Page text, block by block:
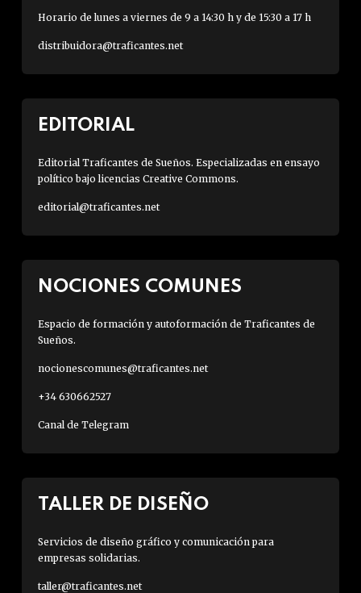
Horario de lunes a viernes de 9 a 14:30 h y de 15:30 a 17 h
distribuidora@traficantes.net
EDITORIAL
Editorial Traficantes de Sueños. Especializadas en ensayo
político bajo licencias Creative Commons.
editorial@traficantes.net
NOCIONES COMUNES
Espacio de formación y autoformación de Traficantes de
Sueños.
nocionescomunes@traficantes.net
+34 630662527
Canal de Telegram
TALLER DE DISEÑO
Servicios de diseño gráfico y comunicación para
empresas solidarias.
taller@traficantes.net